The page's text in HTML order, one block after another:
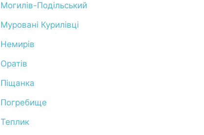
Могилів-Подільський
Муровані Курилівці
Немирів
Оратів
Піщанка
Погребище
Теплик